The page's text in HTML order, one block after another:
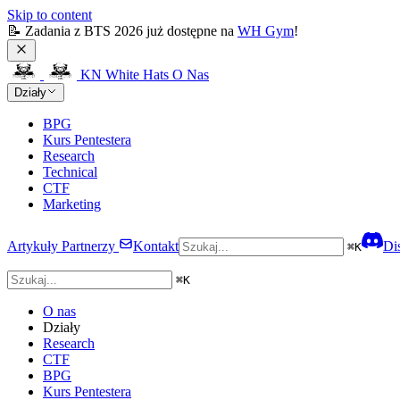
Skip to content
📝 Zadania z BTS 2026 już dostępne na WH Gym!
KN White Hats O Nas
Działy
BPG
Kurs Pentestera
Research
Technical
CTF
Marketing
Artykuły Partnerzy Kontakt ⌘K
⌘K
O nas
Działy
Research
CTF
BPG
Kurs Pentestera